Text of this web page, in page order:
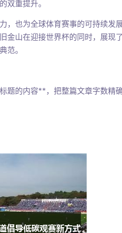
双重提升。
也为全球体育赛事的可持续发
金山在迎接世界杯的同时，展现
范。
的内容**，把整篇文章字数精